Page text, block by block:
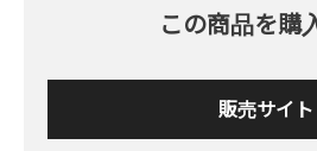
この商品を購
販売サイト